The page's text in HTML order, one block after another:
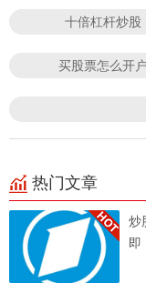
十倍杠杆炒股
买股票怎么开户
热门文章
炒
即